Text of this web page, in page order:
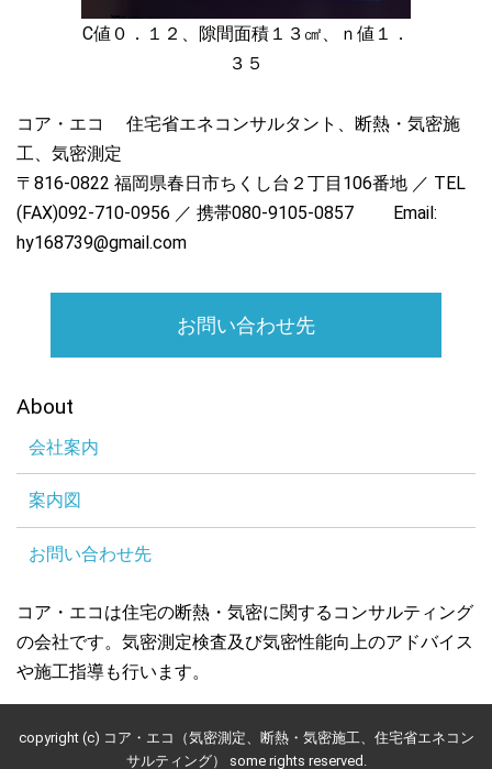
C値０．１２、隙間面積１３㎠、ｎ値１．
３５
コア・エコ 住宅省エネコンサルタント、断熱・気密施
工、気密測定
〒816-0822 福岡県春日市ちくし台２丁目106番地 ／ TEL
(FAX)092-710-0956 ／ 携帯080-9105-0857 Email:
hy168739@gmail.com
お問い合わせ先
About
会社案内
案内図
お問い合わせ先
コア・エコは住宅の断熱・気密に関するコンサルティング
の会社です。気密測定検査及び気密性能向上のアドバイス
や施工指導も行います。
copyright (c) コア・エコ（気密測定、断熱・気密施工、住宅省エネコン
サルティング） some rights reserved.